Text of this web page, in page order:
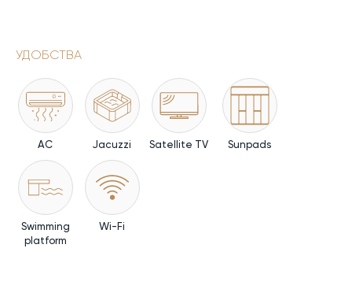
УДОБСТВА
AC Jacuzzi Satellite TV Sunpads
Swimming
platform
Wi-Fi